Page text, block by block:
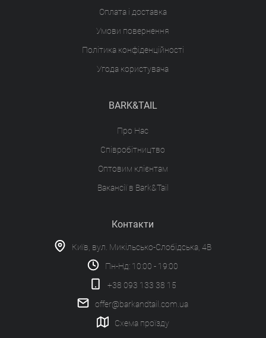
Оплата і доставка
Умови повернення
Політика конфіденційності
Угода користувача
BARK&TAIL
Про Нас
Співробітництво
Оптовим клієнтам
Вакансії в Bark&Tail
Контакти
Київ, вул. Микільсько-Слобідська, 4В
Пн-Нд: 10:00 - 19:00
+38 093 133 38 15
offer@barkandtail.com.ua
Схема проїзду